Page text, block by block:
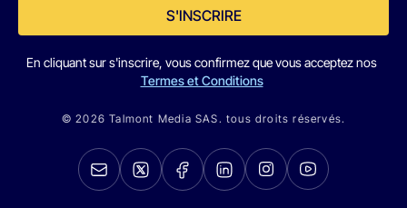
S'INSCRIRE
En cliquant sur s'inscrire, vous confirmez que vous acceptez nos
Termes et Conditions
© 2026 Talmont Media SAS. tous droits réservés.